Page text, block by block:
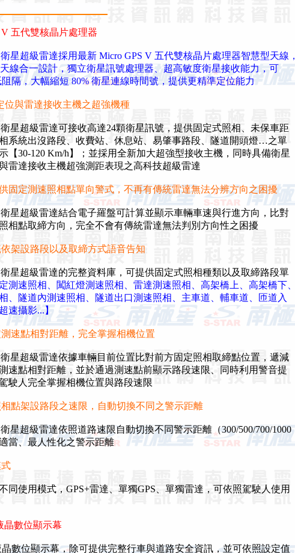
五代雙核晶片處理器
星超級雷達採用最新 Micro GPS V 五代雙核晶片處理器智慧型天線，
線合一設計，獨立衛星訊號處理器、超高敏度衛星接收能力，可
隔，大幅縮短 80% 衛星連線時間號，提供更精準定位能力
位與雷達接收主機之超強機種
星超級雷達可接收高達24顆衛星訊號，提供固定式照相、未保車距
系統出沒路段、收費站、休息站、易肇事路段、隧道開頭燈…之單
【30-120 Km/h】；並採用全新加大超強型接收主機，同時具備衛星
雷達接收主機超強測距表現之高科技超級雷達
固定測速照相點單向警式，不再有傳統雷達無法分辨方向之困擾
星超級雷達結合電子羅盤可計算並顯示車輛車速與行進方向，比對
相點取締方向，完全不會有傳統雷達無法判別方向性之困擾
架設路段以及取締方式語音告知
星超級雷達的完整資料庫，可提供固定式照相種類以及取締路段單
定測速照相、闖紅燈測速照相、雷達測速照相、高架橋上、高架橋下、
、隧道內測速照相、隧道出口測速照相、主車道、輔車道、匝道入
速攝影...】
速點相對距離，完全掌握相機位置
星超級雷達依據車輛目前位置比對前方固定照相取締點位置，遞減
速點相對距離，並於通過測速點前顯示路段速限、同時利用警音提
駛人完全掌握相機位置與路段速限
點架設路段之速限，自動切換不同之警示距離
星超級雷達依照道路速限自動切換不同警示距離（300/500/700/1000
當、最人性化之警示距離
同使用模式，GPS+雷達、單獨GPS、單獨雷達，可依照駕駛人使用
數位顯示幕
數位顯示幕，除可提供完整行車與道路安全資訊，並可依照設定值